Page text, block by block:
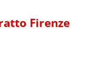
Firenze